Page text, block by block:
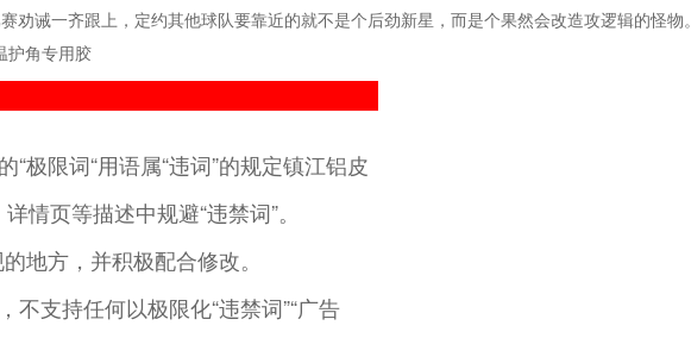
诫一齐跟上，定约其他球队要靠近的就不是个后劲新星，而是个果然会改造攻逻辑的怪物。
护角专用胶
极限词“用语属“违词”的规定镇江铝皮
情页等描述中规避“违禁词”。
地方，并积极配合修改。
，不支持任何以极限化“违禁词”“广告